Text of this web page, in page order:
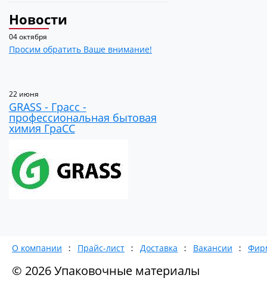
Новости
04 октября
Просим обратить Ваше внимание!
22 июня
GRASS - Грасс -
профессиональная бытовая
химия ГраСС
О компании Прайс-лист Доставка Вакансии
© 2026 Упаковочные материалы